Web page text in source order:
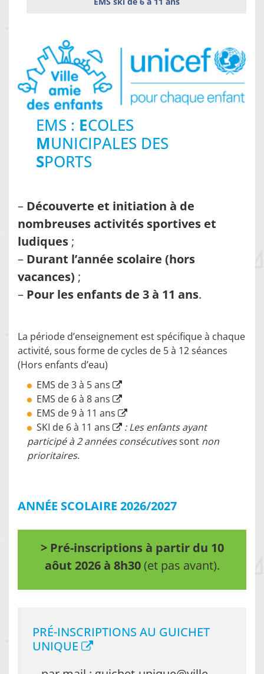
EMS : ECOLES
MUNICIPALES DES
SPORTS
– Découverte et initiation à de
nombreuses activités sportives et
ludiques ;
– Durant l’année scolaire (hors
vacances) ;
– Pour les enfants de 3 à 11 ans.
La période d’enseignement est spécifique à chaque
activité, sous forme de cycles de 5 à 12 séances
(Hors enfants d’eau)
EMS de 3 à 5 ans
EMS de 6 à 8 ans
EMS de 9 à 11 ans
SKI de 6 à 11 ans
: Les enfants ayant
participé à 2 années consécutivessont non
prioritaires.
ANNÉE SCOLAIRE 2026/2027
> Pré-inscriptions à partir du 10
aôut 2026 à 8h30(et pas avant).
PRÉ-INSCRIPTIONS AU GUICHET
UNIQUE